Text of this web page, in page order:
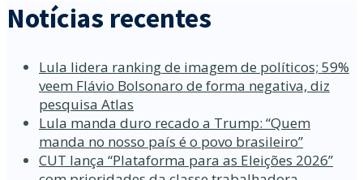
Notícias recentes
Lula lidera ranking de imagem de políticos; 59%
veem Flávio Bolsonaro de forma negativa, diz
pesquisa Atlas
Lula manda duro recado a Trump: “Quem
manda no nosso país é o povo brasileiro”
CUT lança “Plataforma para as Eleições 2026”